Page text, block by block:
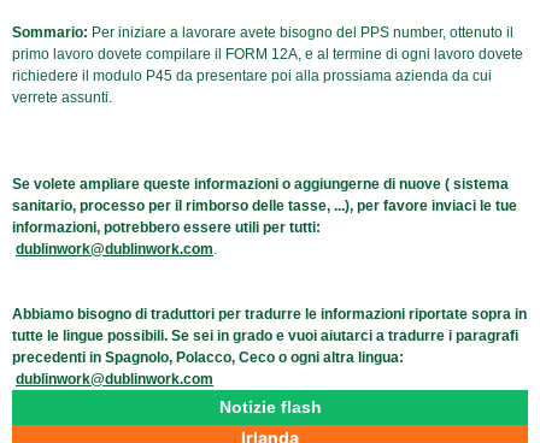
Sommario: Per iniziare a lavorare avete bisogno del PPS number, ottenuto il
primo lavoro dovete compilare il FORM 12A, e al termine di ogni lavoro dovete
richiedere il modulo P45 da presentare poi alla prossiama azienda da cui
verrete assunti.
Se volete ampliare queste informazioni o aggiungerne di nuove ( sistema
sanitario, processo per il rimborso delle tasse, ...), per favore inviaci le tue
informazioni, potrebbero essere utili per tutti:
dublinwork@dublinwork.com
Abbiamo bisogno di traduttori per tradurre le informazioni riportate sopra in
tutte le lingue possibili. Se sei in grado e vuoi aiutarci a tradurre i paragrafi
precedenti in Spagnolo, Polacco, Ceco o ogni altra lingua:
dublinwork@dublinwork.com
Notizie flash
Irlanda